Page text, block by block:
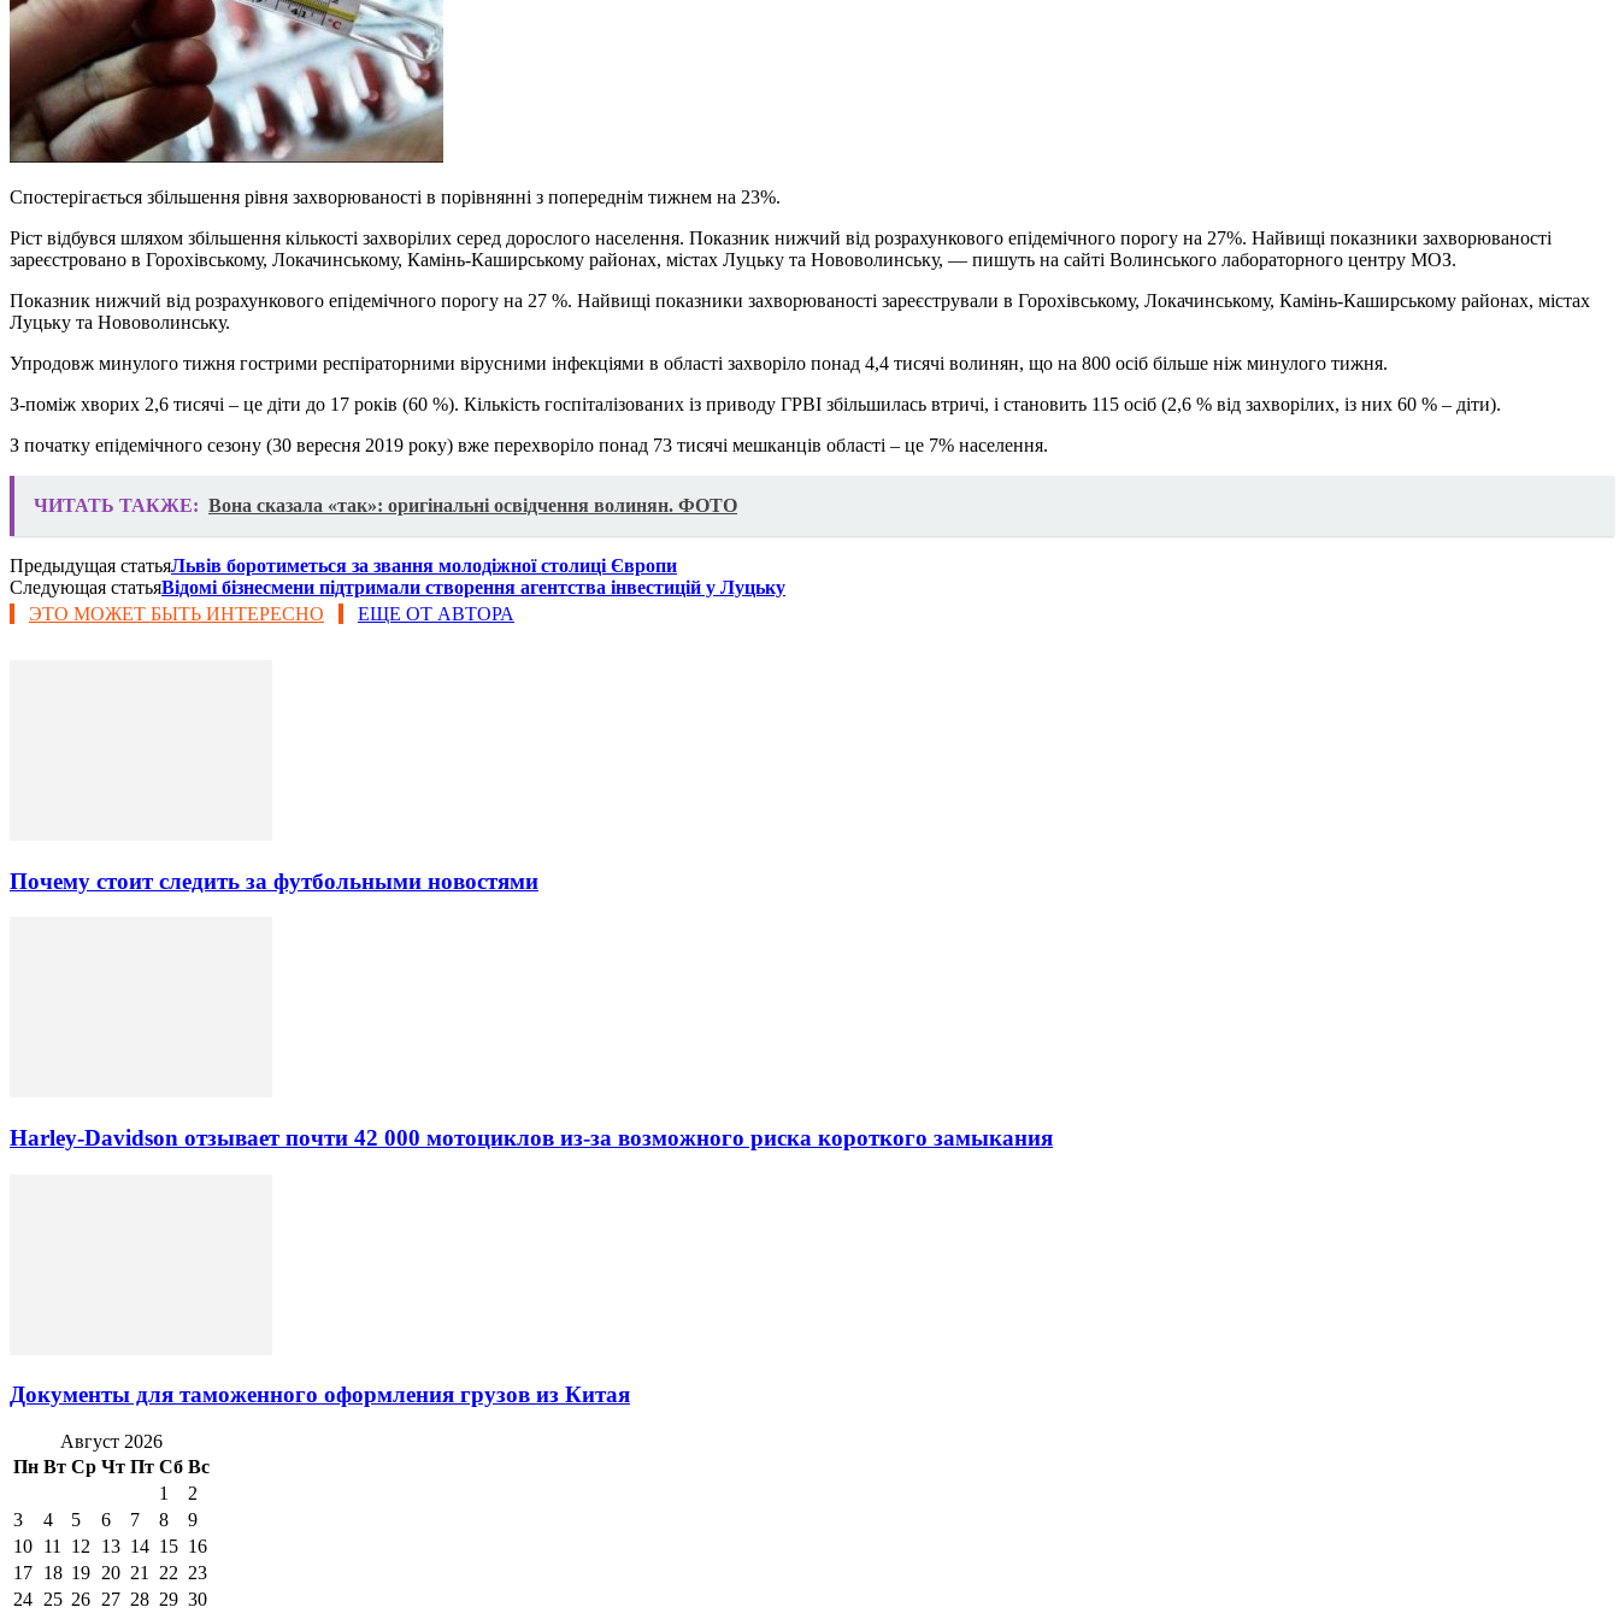
Спостерігається збільшення рівня захворюваності в порівнянні з попереднім тижнем на 23%.
Ріст відбувся шляхом збільшення кількості захворілих серед дорослого населення. Показник нижчий від розрахункового епідемічного порогу на 27%. Найвищі показники захворюваності
зареєстровано в Горохівському, Локачинському, Камінь-Каширському районах, містах Луцьку та Нововолинську, — пишуть на сайті Волинського лабораторного центру МОЗ.
Показник нижчий від розрахункового епідемічного порогу на 27 %. Найвищі показники захворюваності зареєстрували в Горохівському, Локачинському, Камінь-Каширському районах, містах
Луцьку та Нововолинську.
Упродовж минулого тижня гострими респіраторними вірусними інфекціями в області захворіло понад 4,4 тисячі волинян, що на 800 осіб більше ніж минулого тижня.
З-поміж хворих 2,6 тисячі – це діти до 17 років (60 %). Кількість госпіталізованих із приводу ГРВІ збільшилась втричі, і становить 115 осіб (2,6 % від захворілих, із них 60 % – діти).
З початку епідемічного сезону (30 вересня 2019 року) вже перехворіло понад 73 тисячі мешканців області – це 7% населення.
ЧИТАТЬ ТАКЖЕ: Вона сказала «так»: оригінальні освідчення волинян. ФОТО
Предыдущая статьяЛьвів боротиметься за звання молодіжної столиці Європи
Следующая статьяВідомі бізнесмени підтримали створення агентства інвестицій у Луцьку
ЭТО МОЖЕТ БЫТЬ ИНТЕРЕСНО
ЕЩЕ ОТ АВТОРА
Почему стоит следить за футбольными новостями
Harley-Davidson отзывает почти 42 000 мотоциклов из-за возможного риска короткого замыкания
Документы для таможенного оформления грузов из Китая
Август 2026
Пн Вт Ср Чт Пт Сб Вс
1
2
3
4 5 6 7 8
9
10 11 12 13 14 15 16
17 18 19 20 21 22 23
24 25 26 27 28 29 30